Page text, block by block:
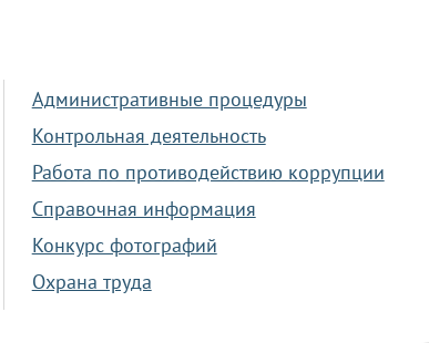
Административные процедуры
Контрольная деятельность
Работа по противодействию коррупции
Справочная информация
Конкурс фотографий
Охрана труда